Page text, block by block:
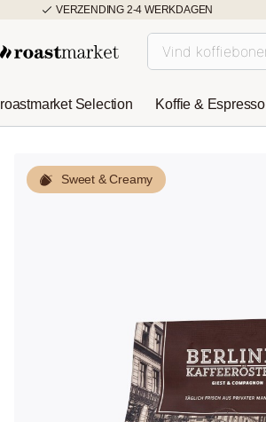
VERZENDING 2-4 WERKDAGEN
roastmarket Selection Koffie & Espresso
Sweet & Creamy